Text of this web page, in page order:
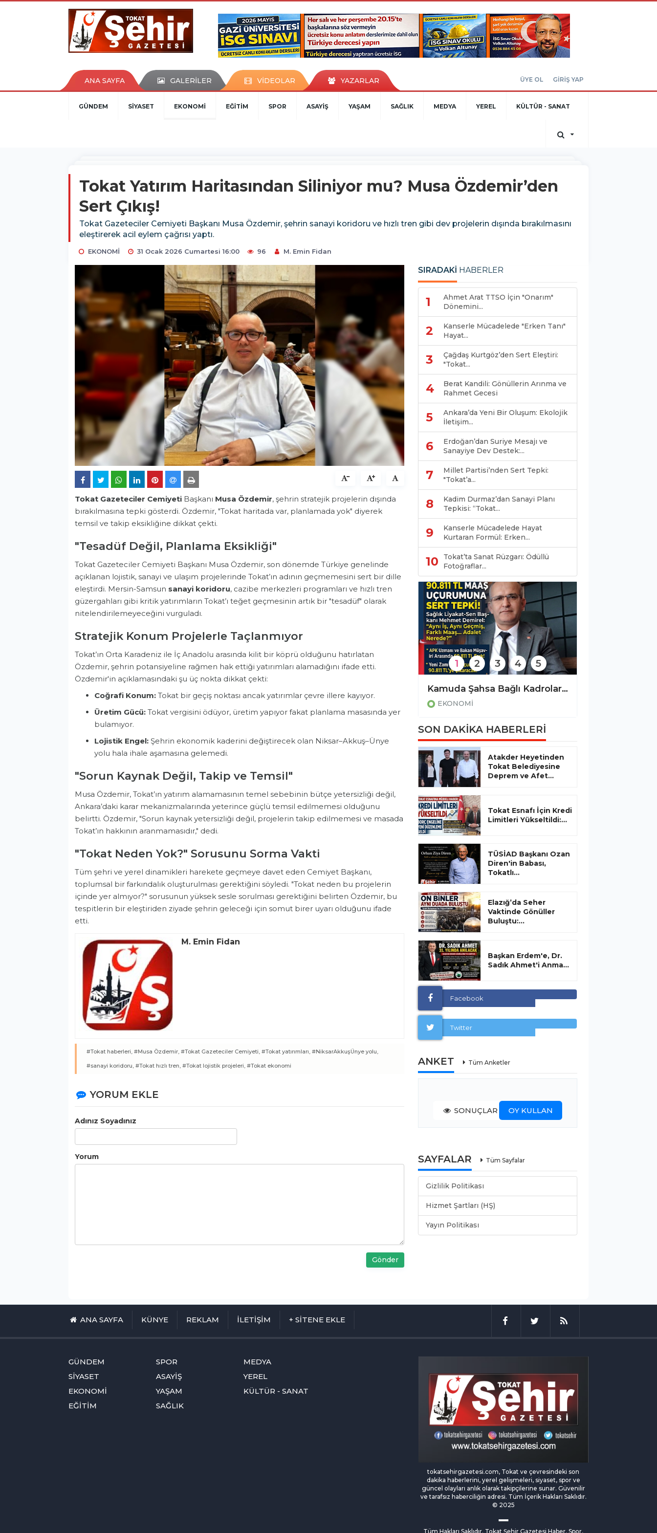
ANA SAYFA GALERİLER VİDEOLAR YAZARLAR ÜYE OL GİRİŞ YAP
GÜNDEM SİYASET EKONOMİ EĞİTİM SPOR ASAYİŞ YAŞAM SAĞLIK MEDYA YEREL KÜLTÜR - SANAT
Tokat Yatırım Haritasından Siliniyor mu? Musa Özdemir’den
Sert Çıkış!
Tokat Gazeteciler Cemiyeti Başkanı Musa Özdemir, şehrin sanayi koridoru ve hızlı tren gibi dev projelerin dışında bırakılmasını
eleştirerek acil eylem çağrısı yaptı.
EKONOMİ 31 Ocak 2026 Cumartesi 16:00 96 M. Emin Fidan
Tokat Gazeteciler Cemiyeti Başkanı Musa Özdemir, şehrin stratejik projelerin dışında
bırakılmasına tepki gösterdi. Özdemir, "Tokat haritada var, planlamada yok" diyerek
temsil ve takip eksikliğine dikkat çekti.
"Tesadüf Değil, Planlama Eksikliği"
Tokat Gazeteciler Cemiyeti Başkanı Musa Özdemir, son dönemde Türkiye genelinde
açıklanan lojistik, sanayi ve ulaşım projelerinde Tokat’ın adının geçmemesini sert bir dille
eleştirdi. Mersin-Samsun sanayi koridoru, cazibe merkezleri programları ve hızlı tren
güzergahları gibi kritik yatırımların Tokat’ı teğet geçmesinin artık bir "tesadüf" olarak
nitelendirilemeyeceğini vurguladı.
Stratejik Konum Projelerle Taçlanmıyor
Tokat’ın Orta Karadeniz ile İç Anadolu arasında kilit bir köprü olduğunu hatırlatan
Özdemir, şehrin potansiyeline rağmen hak ettiği yatırımları alamadığını ifade etti.
Özdemir'in açıklamasındaki şu üç nokta dikkat çekti:
Coğrafi Konum: Tokat bir geçiş noktası ancak yatırımlar çevre illere kayıyor.
Üretim Gücü: Tokat vergisini ödüyor, üretim yapıyor fakat planlama masasında yer
bulamıyor.
Lojistik Engel: Şehrin ekonomik kaderini değiştirecek olan Niksar–Akkuş–Ünye
yolu hala ihale aşamasına gelemedi.
"Sorun Kaynak Değil, Takip ve Temsil"
Musa Özdemir, Tokat’ın yatırım alamamasının temel sebebinin bütçe yetersizliği değil,
Ankara’daki karar mekanizmalarında yeterince güçlü temsil edilmemesi olduğunu
belirtti. Özdemir, "Sorun kaynak yetersizliği değil, projelerin takip edilmemesi ve masada
Tokat’ın hakkının aranmamasıdır," dedi.
"Tokat Neden Yok?" Sorusunu Sorma Vakti
Tüm şehri ve yerel dinamikleri harekete geçmeye davet eden Cemiyet Başkanı,
toplumsal bir farkındalık oluşturulması gerektiğini söyledi. "Tokat neden bu projelerin
içinde yer almıyor?" sorusunun yüksek sesle sorulması gerektiğini belirten Özdemir, bu
tespitlerin bir eleştiriden ziyade şehrin geleceği için somut birer uyarı olduğunu ifade
etti.
M. Emin Fidan
#Tokat haberleri, #Musa Özdemir, #Tokat Gazeteciler Cemiyeti, #Tokat yatırımları, #NiksarAkkuşÜnye yolu,
#sanayi koridoru, #Tokat hızlı tren, #Tokat lojistik projeleri, #Tokat ekonomi
YORUM EKLE
Adınız Soyadınız
Yorum
Gönder
SIRADAKİ HABERLER
1
Ahmet Arat TTSO İçin "Onarım"
Dönemini...
2
Kanserle Mücadelede "Erken Tanı"
Hayat...
3
Çağdaş Kurtgöz’den Sert Eleştiri:
"Tokat...
4
Berat Kandili: Gönüllerin Arınma ve
Rahmet Gecesi
5
Ankara’da Yeni Bir Oluşum: Ekolojik
İletişim...
6
Erdoğan’dan Suriye Mesajı ve
Sanayiye Dev Destek:...
7
Millet Partisi’nden Sert Tepki:
"Tokat’a...
8
Kadim Durmaz’dan Sanayi Planı
Tepkisi: “Tokat...
9
Kanserle Mücadelede Hayat
Kurtaran Formül: Erken...
10
Tokat’ta Sanat Rüzgarı: Ödüllü
Fotoğraflar...
Kamuda Şahsa Bağlı Kadrolarda "Unvan" Adaletsizliği: Maaş Farkı 90 Bin Lirayı Buldu!
EKONOMİ
1 2 3 4 5
SON DAKİKA HABERLERİ
Atakder Heyetinden
Tokat Belediyesine
Deprem ve Afet...
Tokat Esnafı İçin Kredi
Limitleri Yükseltildi:...
TÜSİAD Başkanı Ozan
Diren'in Babası,
Tokatlı...
Elazığ’da Seher
Vaktinde Gönüller
Buluştu:...
Başkan Erdem'e, Dr.
Sadık Ahmet'i Anma...
Facebook
Twitter
ANKET Tüm Anketler
SONUÇLAR OY KULLAN
SAYFALAR Tüm Sayfalar
Gizlilik Politikası
Hizmet Şartları (HŞ)
Yayın Politikası
ANA SAYFA KÜNYE REKLAM İLETİŞİM + SİTENE EKLE
GÜNDEM
SİYASET
EKONOMİ
EĞİTİM
SPOR
ASAYİŞ
YAŞAM
SAĞLIK
MEDYA
YEREL
KÜLTÜR - SANAT
tokatsehirgazetesi.com, Tokat ve çevresindeki son
dakika haberlerini, yerel gelişmeleri, siyaset, spor ve
güncel olayları anlık olarak takipçilerine sunar. Güvenilir
ve tarafsız haberciliğin adresi. Tüm İçerik Hakları Saklıdır.
© 2025
Tüm Hakları Saklıdır. Tokat Şehir Gazetesi Haber, Spor,